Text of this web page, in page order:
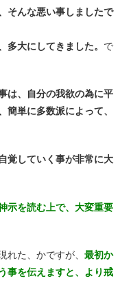
そんな悪い事しましたで
多大にしてきました。 で
は、自分の我欲の為に平
簡単に多数派によって、
覚していく事が非常に大
示を読む上で、大変重要
れた、かですが、 最初か
事を伝えますと、より戒